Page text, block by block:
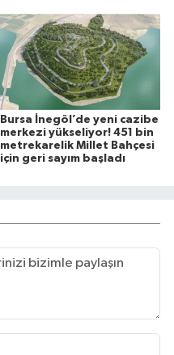
Bursa İnegöl’de yeni cazibe
merkezi yükseliyor! 451 bin
metrekarelik Millet Bahçesi
için geri sayım başladı